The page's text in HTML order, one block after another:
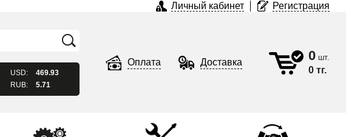
Личный кабинет Регистрация
USD:
469.93
RUB:
5.71
Оплата Доставка 0 шт.
0 тг.